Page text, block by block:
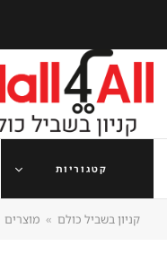
content
קטגוריות
קניון בשביל כולם » מוצרים